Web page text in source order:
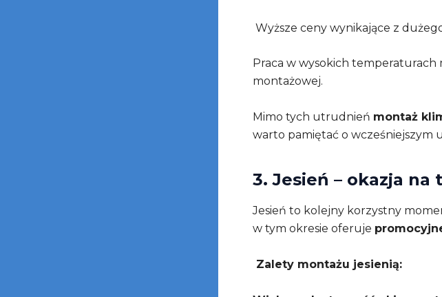
Wyższe ceny wynikające z
Praca w wysokich
montażowej.
Mimo tych utrudnień montaż
warto pamiętać o wcześniejszym
3. Jesień – okazja na
Jesień to kolejny korzystny
w tym okresie oferuje
Zalety montażu jesienią: